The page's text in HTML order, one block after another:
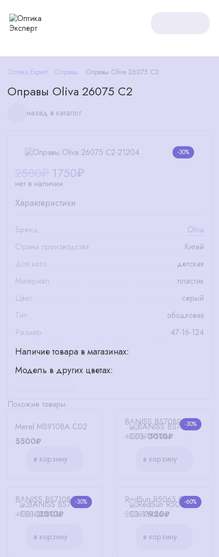
Оптика Expert Оправы Оправы Oliva 26075 C2
Оправы Oliva 26075 C2
назад в каталог
-30%
1750₽
нет в наличии
Характеристики
Бренд
Oliva
Страна производства
Китай
Для кого
детская
Материал
пластик
Цвет
серый
Тип
ободковая
Размер
47-16-124
Наличие товара в магазинах:
Модель в других цветах:
Похожие товары
Merel MS9108A C02
5500₽
в корзину
-30%
BANISS BS7089 C03
4300₽3010₽
в корзину
-30%
BANISS BS7108 C01
4300₽3010₽
в корзину
-60%
RedSun R5063 C3
2300₽920₽
в корзину